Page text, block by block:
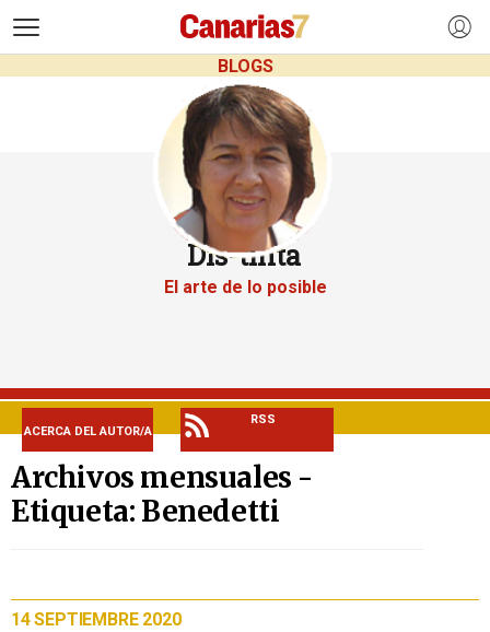
BLOGS
Dis-tinta
El arte de lo posible
ACERCA DEL AUTOR/A
RSS
Archivos mensuales -
Etiqueta: Benedetti
14 SEPTIEMBRE 2020